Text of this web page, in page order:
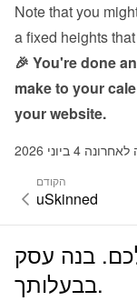
Note that you
a fixed heights
🎉 You're done
make to your
your website.
4 ביוני 2026
הקודם
uSkinned
בנה עסק
בבעלותך.